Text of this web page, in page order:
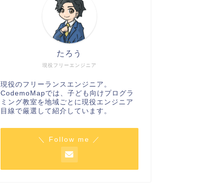
現役フリーエンジニア
たろう
現役のフリーランスエンジニア。
CodemoMapでは、子ども向けプログラ
ミング教室を地域ごとに現役エンジニア
目線で厳選して紹介しています。
＼ Follow me ／